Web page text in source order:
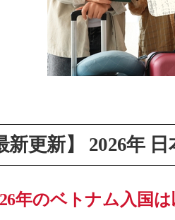
新更新】 2026年
年のベトナム入国